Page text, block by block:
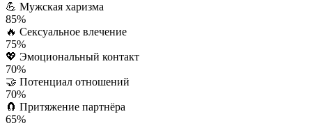
💪 Мужская харизма
85%
🔥 Сексуальное влечение
75%
💖 Эмоциональный контакт
70%
🤝 Потенциал отношений
70%
🧲 Притяжение партнёра
65%